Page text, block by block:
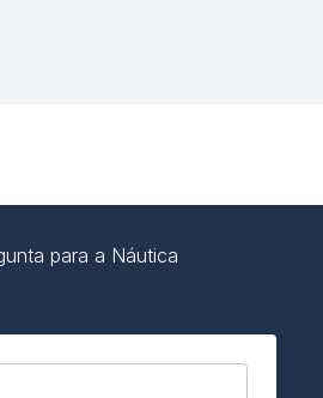
para a Náutica